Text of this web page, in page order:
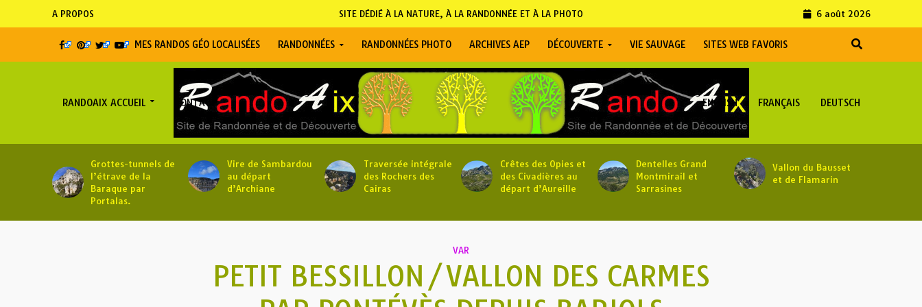
A PROPOS 6 août 2026
SITE DÉDIÉ À LA NATURE, À LA RANDONNÉE ET À LA PHOTO
MES RANDOS GÉO LOCALISÉES RANDONNÉES RANDONNÉES PHOTO ARCHIVES AEP DÉCOUVERTE VIE SAUVAGE SITES WEB FAVORIS
RANDOAIX ACCUEIL CONTACT ENGLISH FRANÇAIS DEUTSCH
Grottes-tunnels de
l’étrave de la
Baraque par
Portalas.
Vire de Sambardou
au départ
d’Archiane
Traversée intégrale
des Rochers des
Cairas
Crêtes des Opies et
des Civadières au
départ d’Aureille
Dentelles Grand
Montmirail et
Sarrasines
Vallon du Bausset
et de Flamarin
VAR
PETIT BESSILLON/VALLON DES CARMES